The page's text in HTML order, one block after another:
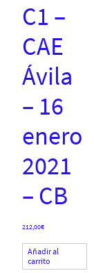
C1 –
CAE
Ávila
– 16
enero
2021
– CB
212,00€
Añadir al
carrito